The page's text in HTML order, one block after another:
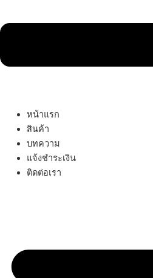
หน้าแรก
สินค้า
บทความ
แจ้งชำระเงิน
ติดต่อเรา